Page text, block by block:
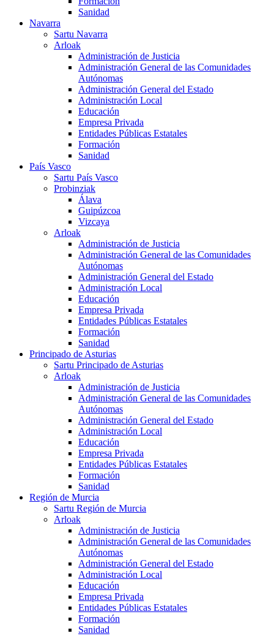
Sanidad
Navarra
Sartu Navarra
Arloak
Administración de Justicia
Administración General de las Comunidades
Autónomas
Administración General del Estado
Administración Local
Educación
Empresa Privada
Entidades Públicas Estatales
Formación
Sanidad
País Vasco
Sartu País Vasco
Probinziak
Álava
Guipúzcoa
Vizcaya
Arloak
Administración de Justicia
Administración General de las Comunidades
Autónomas
Administración General del Estado
Administración Local
Educación
Empresa Privada
Entidades Públicas Estatales
Formación
Sanidad
Principado de Asturias
Sartu Principado de Asturias
Arloak
Administración de Justicia
Administración General de las Comunidades
Autónomas
Administración General del Estado
Administración Local
Educación
Empresa Privada
Entidades Públicas Estatales
Formación
Sanidad
Región de Murcia
Sartu Región de Murcia
Arloak
Administración de Justicia
Administración General de las Comunidades
Autónomas
Administración General del Estado
Administración Local
Educación
Empresa Privada
Entidades Públicas Estatales
Formación
Sanidad